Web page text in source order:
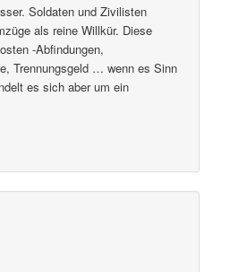
Soldaten und Zivilisten
als reine Willkür. Diese
-Abfindungen,
Trennungsgeld … wenn es Sinn
es sich aber um ein